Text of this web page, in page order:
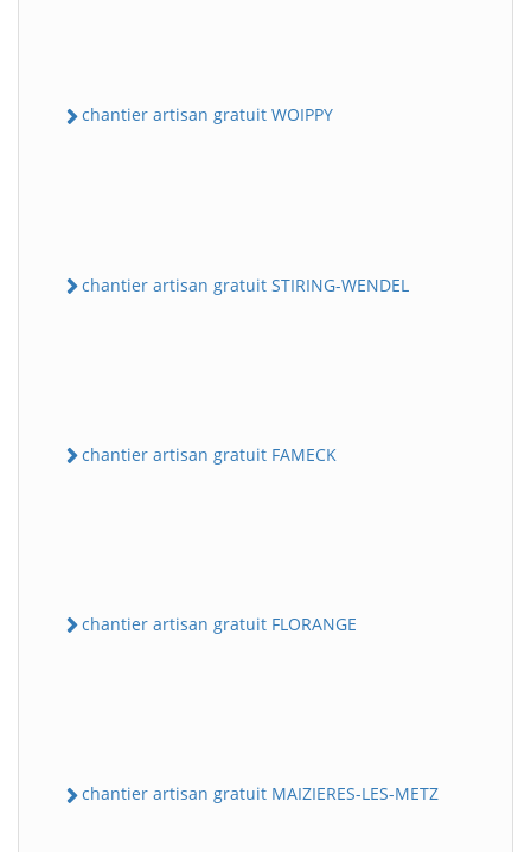
chantier artisan gratuit WOIPPY
chantier artisan gratuit STIRING-WENDEL
chantier artisan gratuit FAMECK
chantier artisan gratuit FLORANGE
chantier artisan gratuit MAIZIERES-LES-METZ